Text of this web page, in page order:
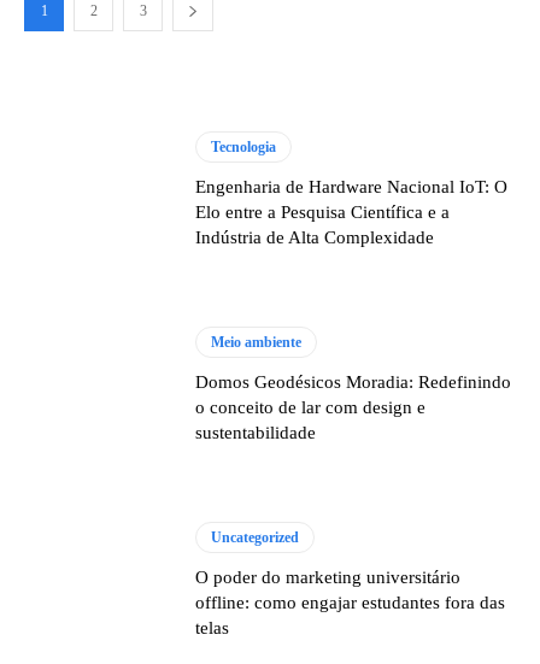
1 2 3
Tecnologia
Engenharia de Hardware Nacional IoT: O
Elo entre a Pesquisa Científica e a
Indústria de Alta Complexidade
Meio ambiente
Domos Geodésicos Moradia: Redefinindo
o conceito de lar com design e
sustentabilidade
Uncategorized
O poder do marketing universitário
offline: como engajar estudantes fora das
telas